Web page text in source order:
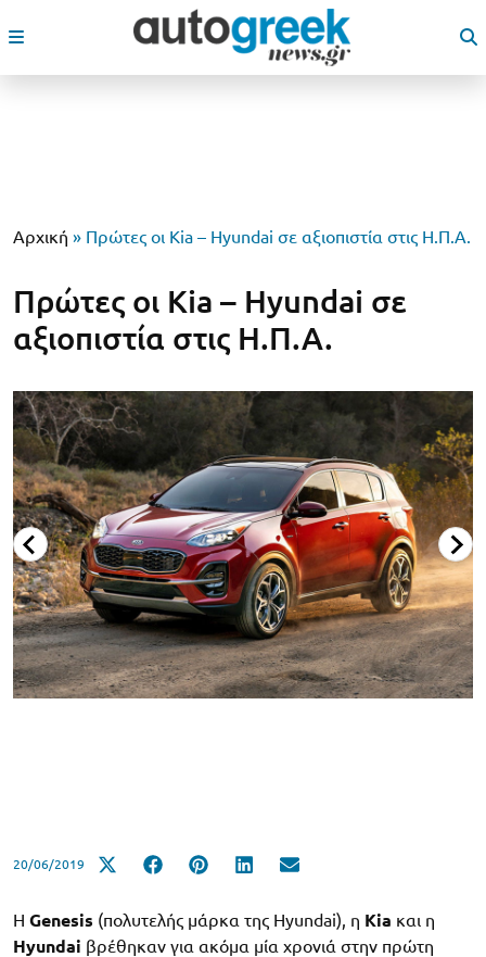
Αρχική » Πρώτες οι Kia – Hyundai σε αξιοπιστία στις Η.Π.Α.
Πρώτες οι Kia – Hyundai σε
αξιοπιστία στις Η.Π.Α.
20/06/2019
Η Genesis (πολυτελής μάρκα της Hyundai), η Kia και η
Hyundai βρέθηκαν για ακόμα μία χρονιά στην πρώτη